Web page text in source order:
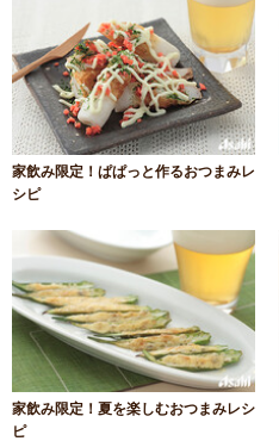
家飲み限定！ぱぱっと作るおつまみレ
シピ
家飲み限定！夏を楽しむおつまみレシ
ピ